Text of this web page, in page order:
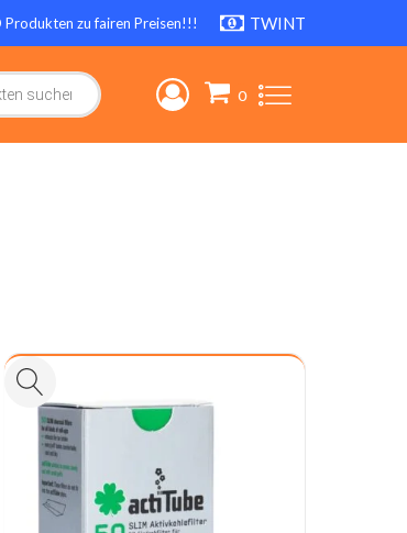
Produkten zu fairen Preisen!!! TWINT